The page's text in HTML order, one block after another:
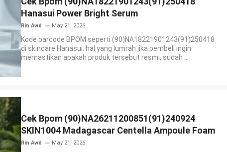
Hanasui Power Bright Serum
Rin Awd May 21, 2026
Kode barcode BPOM seperti (90)NA18221901243(91)250418
di skincare Hanasui. hal yang lumrah jika pembeli ingin
memastikan apakah produk tersebut resmi, sudah ...
Cek Bpom (90)NA26211200851(91)240924
SKIN1004 Madagascar Centella Ampoule Foam
Rin Awd May 21, 2026